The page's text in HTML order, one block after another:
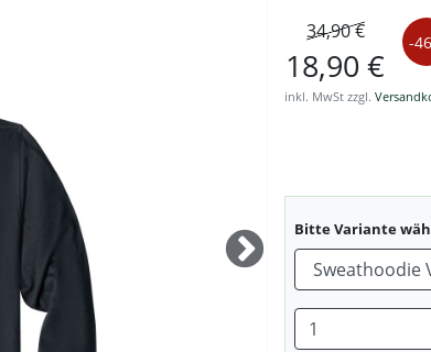
34,90 €
18,90 €
-
inkl. MwSt zzgl.
Bitte Variante
Anzahl eingeben